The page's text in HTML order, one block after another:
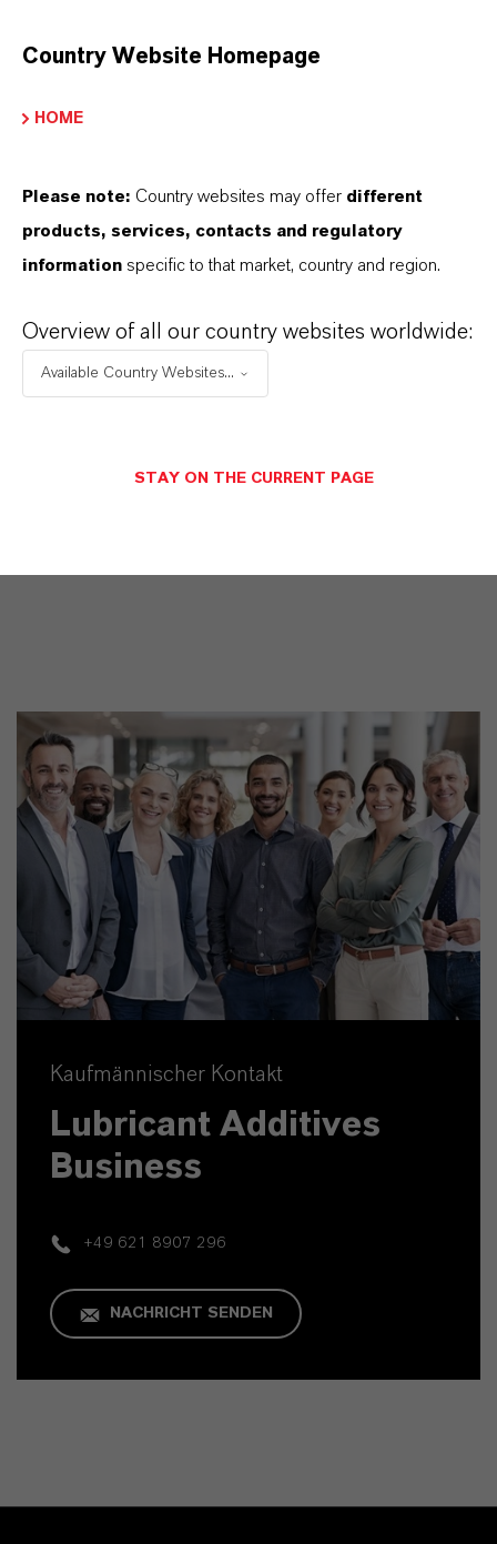
wir weit mehr als nur hochwertige Produkte: Wir
partnerschaftliches Denken. Im Mittelpunkt
Kunden. Unsere Kunden profitieren von
maßgeschneiderten Lösungen, globaler Präsenz
und einem tiefen Verständnis ihrer Märkte. Hier
LANXESS der richtige Partner für Ihr Unternehmen
Kaufmännischer Kontakt
Lubricant Additives
Business
+49 621 8907 296
NACHRICHT SENDEN
Country Website Homepage
HOME
Please note: Country websites may offer different
products, services, contacts and regulatory
information specific to that market, country and region.
Overview of all our country websites worldwide:
Available Country Websites...
STAY ON THE CURRENT PAGE